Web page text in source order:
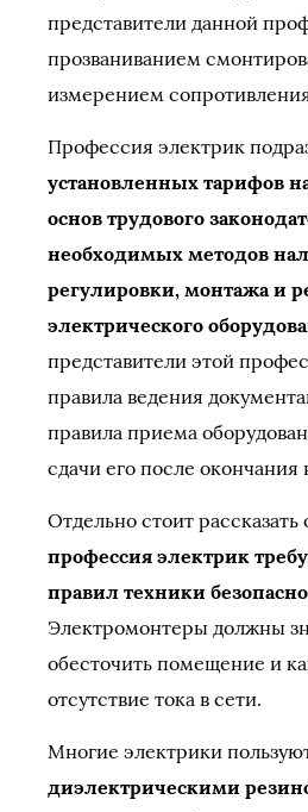
представители данной
прозваниванием
измерением
Профессия электрик
установленных тарифов
основ трудового
необходимых методов
регулировки, монтажа и
электрического
представители этой
правила ведения
правила приема
сдачи его после окончания
Отдельно стоит рассказать
профессия электрик
правил техники
Электромонтеры должны
обесточить помещение и
отсутствие тока в сети.
Многие электрики
диэлектрическими